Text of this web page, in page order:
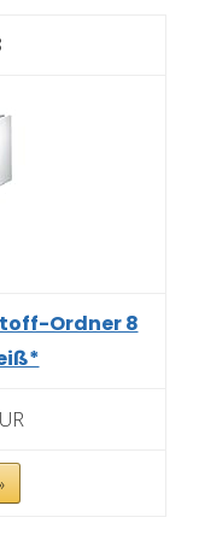
Ordner 8